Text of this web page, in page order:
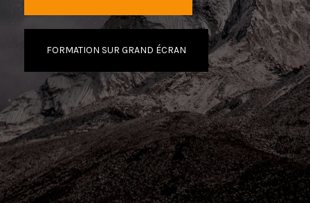
FORMATION SUR GRAND ÉCRAN